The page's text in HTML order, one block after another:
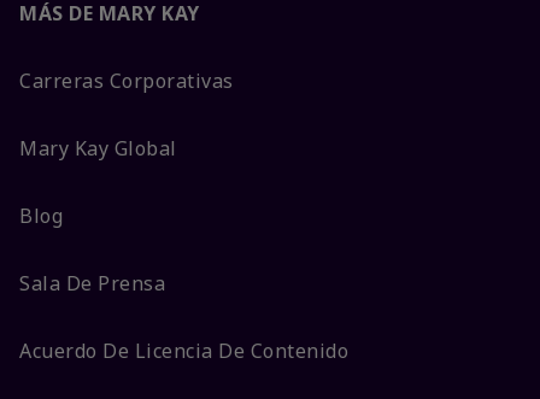
MÁS DE MARY KAY
Carreras Corporativas
Mary Kay Global
Blog
Sala De Prensa
Acuerdo De Licencia De Contenido